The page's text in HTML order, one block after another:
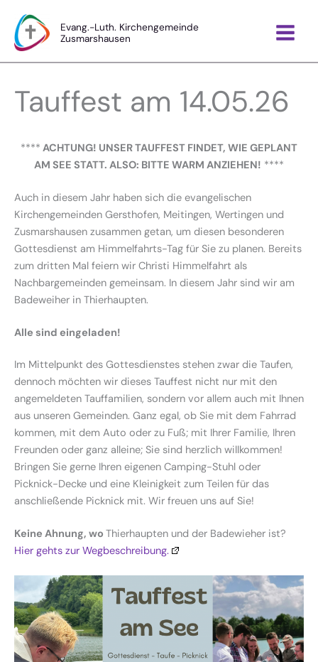
Inhalt
springen
Evang.-Luth. Kirchengemeinde
Zusmarshausen
Tauffest am 14.05.26
**** ACHTUNG! UNSER TAUFFEST FINDET, WIE GEPLANT
AM SEE STATT. ALSO: BITTE WARM ANZIEHEN! ****
Auch in diesem Jahr haben sich die evangelischen
Kirchengemeinden Gersthofen, Meitingen, Wertingen und
Zusmarshausen zusammen getan, um diesen besonderen
Gottesdienst am Himmelfahrts-Tag für Sie zu planen. Bereits
zum dritten Mal feiern wir Christi Himmelfahrt als
Nachbargemeinden gemeinsam. In diesem Jahr sind wir am
Badeweiher in Thierhaupten.
Alle sind eingeladen!
Im Mittelpunkt des Gottesdienstes stehen zwar die Taufen,
dennoch möchten wir dieses Tauffest nicht nur mit den
angemeldeten Tauffamilien, sondern vor allem auch mit Ihnen
aus unseren Gemeinden. Ganz egal, ob Sie mit dem Fahrrad
kommen, mit dem Auto oder zu Fuß; mit Ihrer Familie, Ihren
Freunden oder ganz alleine; Sie sind herzlich willkommen!
Bringen Sie gerne Ihren eigenen Camping-Stuhl oder
Picknick-Decke und eine Kleinigkeit zum Teilen für das
anschließende Picknick mit. Wir freuen uns auf Sie!
Keine Ahnung, wo Thierhaupten und der Badewieher ist?
Hier gehts zur Wegbeschreibung.